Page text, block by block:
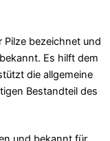
Pilze bezeichnet und
Es hilft dem
die allgemeine
Bestandteil des